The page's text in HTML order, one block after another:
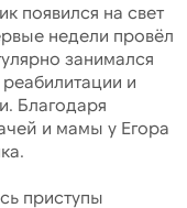
появился на свет
недели провёл
занимался
и
Благодаря
и мамы у Егора
приступы